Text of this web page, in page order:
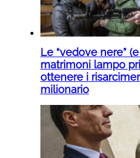
Le “vedove nere”
matrimoni lampo
ottenere i
milionario